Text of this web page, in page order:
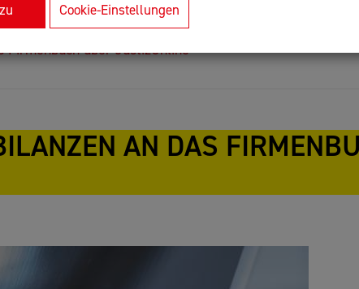
Cookie-Einstellungen
über JustizOnline“
AN DAS